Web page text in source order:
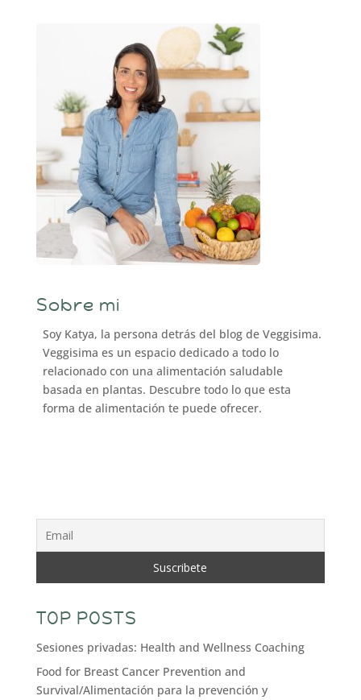
Sobre mi
Soy Katya, la persona detrás del blog de Veggisima.
Veggisima es un espacio dedicado a todo lo
relacionado con una alimentación saludable
basada en plantas. Descubre todo lo que esta
forma de alimentación te puede ofrecer.
TOP POSTS
Sesiones privadas: Health and Wellness Coaching
Food for Breast Cancer Prevention and
Survival/Alimentación para la prevención y